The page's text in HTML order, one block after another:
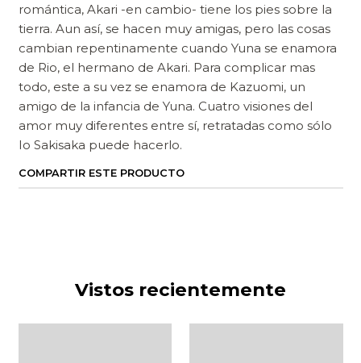
romántica, Akari -en cambio- tiene los pies sobre la
tierra. Aun así, se hacen muy amigas, pero las cosas
cambian repentinamente cuando Yuna se enamora
de Rio, el hermano de Akari. Para complicar mas
todo, este a su vez se enamora de Kazuomi, un
amigo de la infancia de Yuna. Cuatro visiones del
amor muy diferentes entre sí, retratadas como sólo
Io Sakisaka puede hacerlo.
COMPARTIR ESTE PRODUCTO
Vistos recientemente